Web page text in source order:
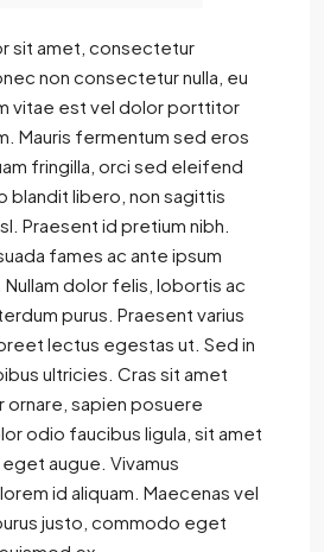
sit amet, consectetur
non consectetur nulla, eu
vitae est vel dolor porttitor
Mauris fermentum sed eros
fringilla, orci sed eleifend
blandit libero, non sagittis
Praesent id pretium nibh.
fames ac ante ipsum
Nullam dolor felis, lobortis ac
purus. Praesent varius
lectus egestas ut. Sed in
ultricies. Cras sit amet
ornare, sapien posuere
odio faucibus ligula, sit amet
augue. Vivamus
id aliquam. Maecenas vel
justo, commodo eget